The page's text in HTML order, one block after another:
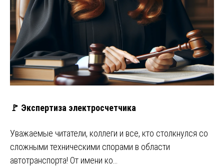
🚩 Экспертиза электросчетчика
Уважаемые читатели, коллеги и все, кто столкнулся со
сложными техническими спорами в области
автотранспорта! От имени ко…